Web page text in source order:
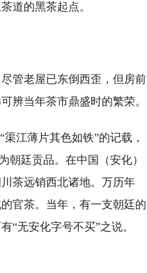
道的黑茶起点。
管老屋已东倒西歪，但房前
辨当年茶市鼎盛时的繁荣。
江薄片其色如铁”的记载，
朝廷贡品。在中国（安化）
茶远销西北诸地。万历年
官茶。当年，有一支朝廷的
“无安化字号不买”之说。